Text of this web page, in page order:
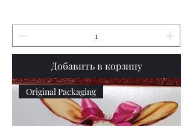
Добавить в корзину
Original Packaging